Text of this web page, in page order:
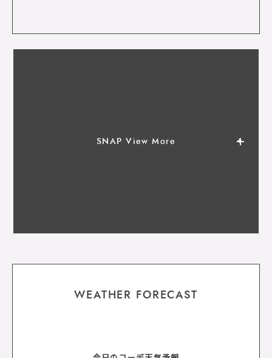
SNAP View More
WEATHER FORECAST